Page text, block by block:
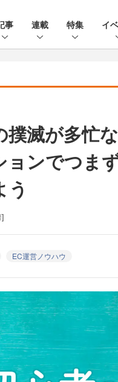
事 連載 特集 イ
滅が多忙
ンでつま
う
]
EC運営ノウハウ